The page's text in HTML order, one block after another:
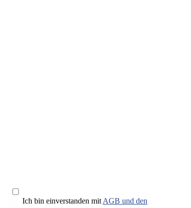
Ich bin einverstanden mit AGB und den